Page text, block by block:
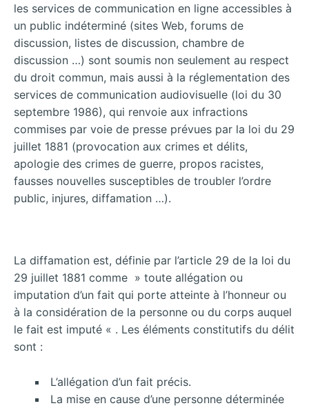
les services de communication en ligne accessibles à
un public indéterminé (sites Web, forums de
discussion, listes de discussion, chambre de
discussion …) sont soumis non seulement au respect
du droit commun, mais aussi à la réglementation des
services de communication audiovisuelle (loi du 30
septembre 1986), qui renvoie aux infractions
commises par voie de presse prévues par la loi du 29
juillet 1881 (provocation aux crimes et délits,
apologie des crimes de guerre, propos racistes,
fausses nouvelles susceptibles de troubler l’ordre
public, injures, diffamation …).
La diffamation est, définie par l’article 29 de la loi du
29 juillet 1881 comme » toute allégation ou
imputation d’un fait qui porte atteinte à l’honneur ou
à la considération de la personne ou du corps auquel
le fait est imputé « . Les éléments constitutifs du délit
sont :
L’allégation d’un fait précis.
La mise en cause d’une personne déterminée